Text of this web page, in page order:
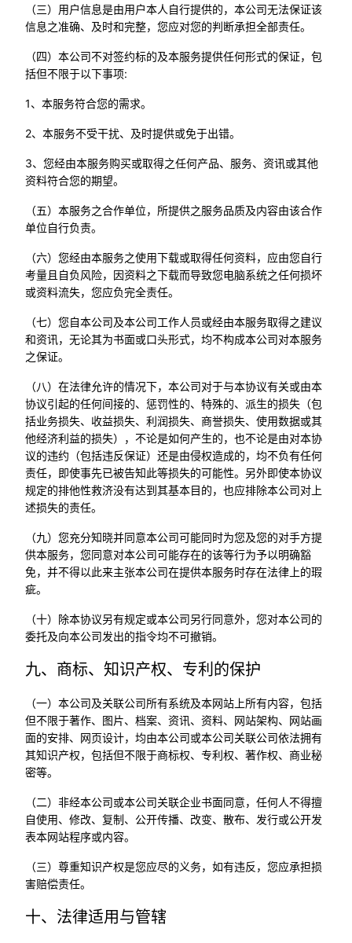
（三）用户信息是由用户本人自行提供的，本公司无法保证该
信息之准确、及时和完整，您应对您的判断承担全部责任。
（四）本公司不对签约标的及本服务提供任何形式的保证，包
括但不限于以下事项:
1、本服务符合您的需求。
2、本服务不受干扰、及时提供或免于出错。
3、您经由本服务购买或取得之任何产品、服务、资讯或其他
资料符合您的期望。
（五）本服务之合作单位，所提供之服务品质及内容由该合作
单位自行负责。
（六）您经由本服务之使用下载或取得任何资料，应由您自行
考量且自负风险，因资料之下载而导致您电脑系统之任何损坏
或资料流失，您应负完全责任。
（七）您自本公司及本公司工作人员或经由本服务取得之建议
和资讯，无论其为书面或口头形式，均不构成本公司对本服务
之保证。
（八）在法律允许的情况下，本公司对于与本协议有关或由本
协议引起的任何间接的、惩罚性的、特殊的、派生的损失（包
括业务损失、收益损失、利润损失、商誉损失、使用数据或其
他经济利益的损失），不论是如何产生的，也不论是由对本协
议的违约（包括违反保证）还是由侵权造成的，均不负有任何
责任，即使事先已被告知此等损失的可能性。另外即使本协议
规定的排他性救济没有达到其基本目的，也应排除本公司对上
述损失的责任。
（九）您充分知晓并同意本公司可能同时为您及您的对手方提
供本服务，您同意对本公司可能存在的该等行为予以明确豁
免，并不得以此来主张本公司在提供本服务时存在法律上的瑕
疵。
（十）除本协议另有规定或本公司另行同意外，您对本公司的
委托及向本公司发出的指令均不可撤销。
九、商标、知识产权、专利的保护
（一）本公司及关联公司所有系统及本网站上所有内容，包括
但不限于著作、图片、档案、资讯、资料、网站架构、网站画
面的安排、网页设计，均由本公司或本公司关联公司依法拥有
其知识产权，包括但不限于商标权、专利权、著作权、商业秘
密等。
（二）非经本公司或本公司关联企业书面同意，任何人不得擅
自使用、修改、复制、公开传播、改变、散布、发行或公开发
表本网站程序或内容。
（三）尊重知识产权是您应尽的义务，如有违反，您应承担损
害赔偿责任。
十、法律适用与管辖